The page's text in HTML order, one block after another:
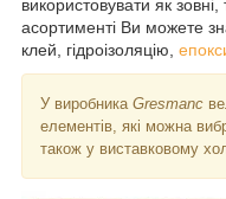
використовувати як
асортименті Ви можете
клей, гідроізоляцію,
У виробника Gresmanc
елементів, які можна
також у виставковому